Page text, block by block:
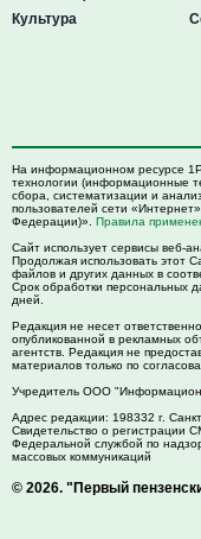
Культура
На информационном ресурсе
технологии (информационные
сбора, систематизации и
пользователей сети
Федерации)». Правила
Сайт использует сервисы веб-
Продолжая использовать этот
файлов и других данных в
Срок обработки персональных
дней.
Редакция не несет
опубликованной в рекламных
агентств. Редакция не
материалов только по
Учредитель ООО
Адрес редакции: 198332 г.
Свидетельство о
Федеральной службой по
массовых коммуникаций
© 2026. "Первый